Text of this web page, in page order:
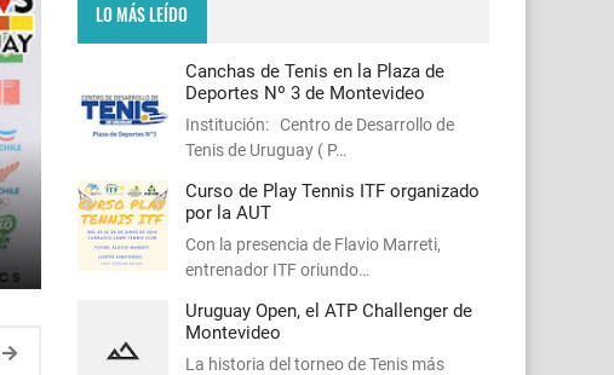
LO MÁS LEÍDO
Canchas de Tenis en la Plaza de
Deportes Nº 3 de Montevideo
Institución: Centro de Desarrollo de
Tenis de Uruguay ( P…
Curso de Play Tennis ITF organizado
por la AUT
Con la presencia de Flavio Marreti,
entrenador ITF oriundo…
Uruguay Open, el ATP Challenger de
Montevideo
La historia del torneo de Tenis más